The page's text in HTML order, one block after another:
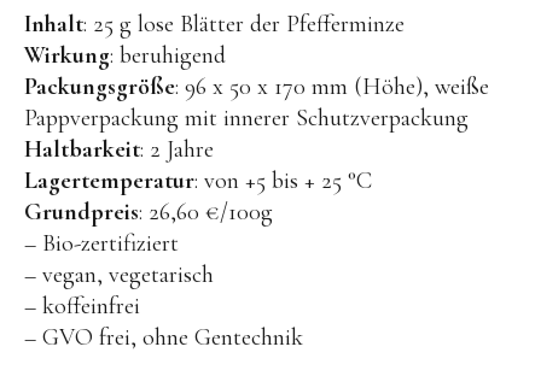
WOODEN STORY
GRAPAT
RADUGA GREZ
activity boards
lotes toys
BENA | Holzbausteine
Inhalt: 25 g lose Blätter der Pfefferminze
Wirkung: beruhigend
Packungsgröße: 96 x 50 x 170 mm (Höhe), weiße
Pappverpackung mit innerer Schutzverpackung
Haltbarkeit: 2 Jahre
Lagertemperatur: von +5 bis + 25 °C
Grundpreis: 26,60 €/100g
– Bio-zertifiziert
– vegan, vegetarisch
– koffeinfrei
– GVO frei, ohne Gentechnik